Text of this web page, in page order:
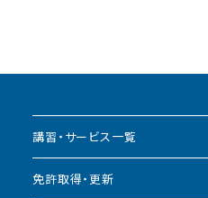
講習・サービス一覧
免許取得・更新